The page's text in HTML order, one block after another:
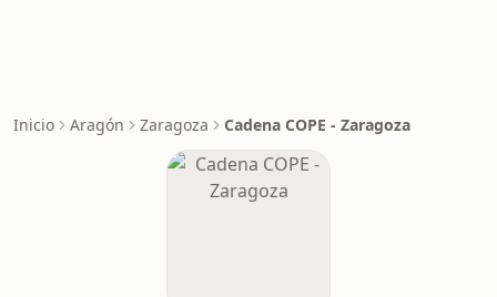
Inicio Aragón Zaragoza Cadena COPE - Zaragoza